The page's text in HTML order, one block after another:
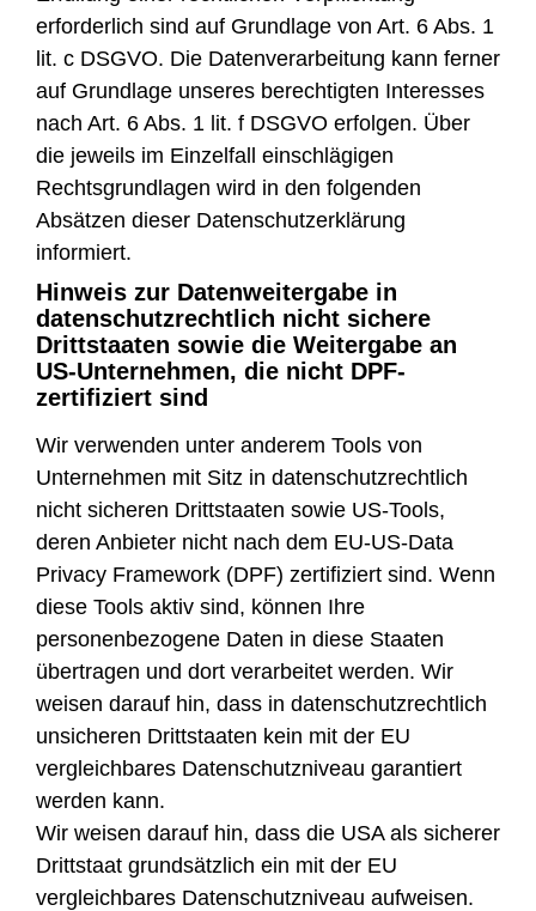
erforderlich sind auf Grundlage von Art. 6 Abs. 1
lit. c DSGVO. Die Datenverarbeitung kann ferner
auf Grundlage unseres berechtigten Interesses
nach Art. 6 Abs. 1 lit. f DSGVO erfolgen. Über
die jeweils im Einzelfall einschlägigen
Rechtsgrundlagen wird in den folgenden
Absätzen dieser Datenschutzerklärung
informiert.
Hinweis zur Datenweitergabe in
datenschutzrechtlich nicht sichere
Drittstaaten sowie die Weitergabe an
US-Unternehmen, die nicht DPF-
zertifiziert sind
Wir verwenden unter anderem Tools von
Unternehmen mit Sitz in datenschutzrechtlich
nicht sicheren Drittstaaten sowie US-Tools,
deren Anbieter nicht nach dem EU-US-Data
Privacy Framework (DPF) zertifiziert sind. Wenn
diese Tools aktiv sind, können Ihre
personenbezogene Daten in diese Staaten
übertragen und dort verarbeitet werden. Wir
weisen darauf hin, dass in datenschutzrechtlich
unsicheren Drittstaaten kein mit der EU
vergleichbares Datenschutzniveau garantiert
werden kann.
Wir weisen darauf hin, dass die USA als sicherer
Drittstaat grundsätzlich ein mit der EU
vergleichbares Datenschutzniveau aufweisen.